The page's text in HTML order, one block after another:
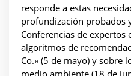
responde a estas
profundización probados
Conferencias de expertos
algoritmos de
Co.» (5 de mayo) y sobre